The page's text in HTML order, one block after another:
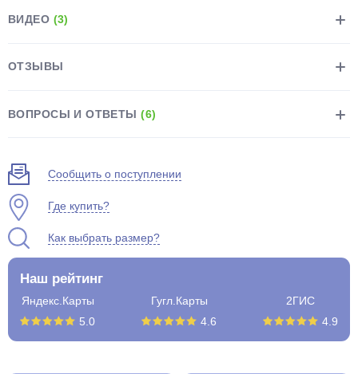
ВИДЕО (3)
ОТЗЫВЫ
ВОПРОСЫ И ОТВЕТЫ(6)
Сообщить о поступлении
Где купить?
Как выбрать размер?
Наш рейтинг
Яндекс.Карты
5.0
Гугл.Карты
4.6
2ГИС
4.9